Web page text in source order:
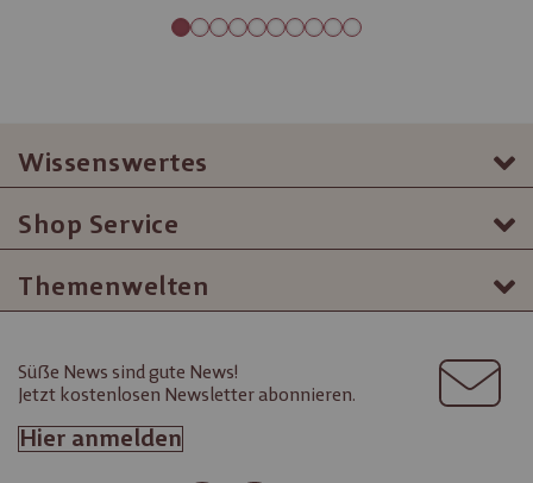
Wissenswertes
Shop Service
Themenwelten
Süße News sind gute News!
Jetzt kostenlosen Newsletter abonnieren.
Hier anmelden